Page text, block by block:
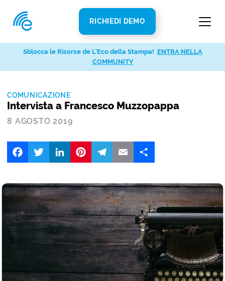
RICHIEDI DEMO
COMUNICAZIONE
Intervista a Francesco Muzzopappa
8 AGOSTO 2019
FacebookTwitter LinkedIn
Sblocca le Risorse de L’Eco della Stampa! ENTRA NELLA
COMMUNITY